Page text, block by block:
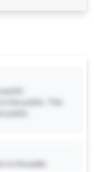
#1 -
the public. This
public.
to the public.